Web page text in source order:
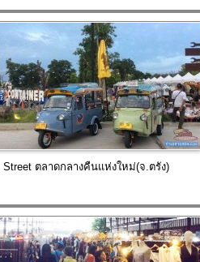
Street ตลาดกลางคืนแห่งใหม่(จ.ตรัง)